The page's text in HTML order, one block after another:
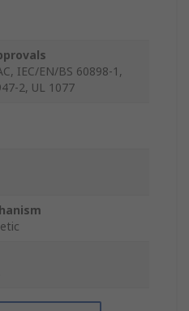
IEC/EN/BS 60898-1,
2, UL 1077